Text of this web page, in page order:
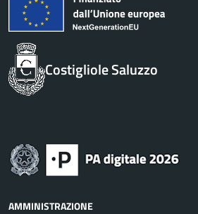
Costigliole Saluzzo
AMMINISTRAZIONE